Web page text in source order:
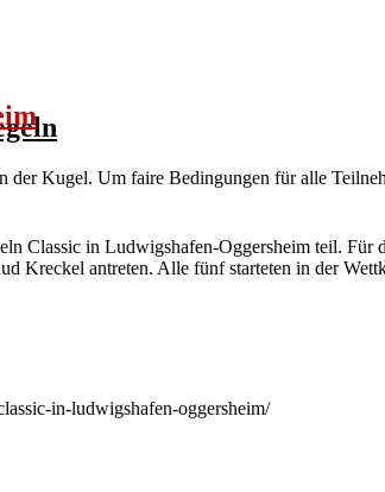
der Kugel. Um faire Bedingungen für alle
Classic in Ludwigshafen-Oggersheim teil. Für
Kreckel antreten. Alle fünf starteten in der
in-ludwigshafen-oggersheim/